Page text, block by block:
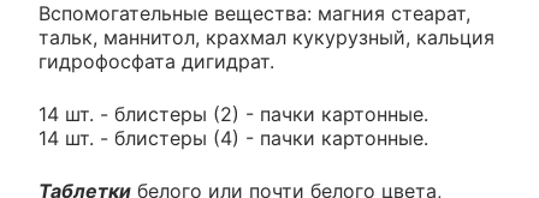
Вспомогательные вещества: магния стеарат,
тальк, маннитол, крахмал кукурузный, кальция
гидрофосфата дигидрат.
14 шт. - блистеры (2) - пачки картонные.
14 шт. - блистеры (4) - пачки картонные.
Таблетки белого или почти белого цвета,